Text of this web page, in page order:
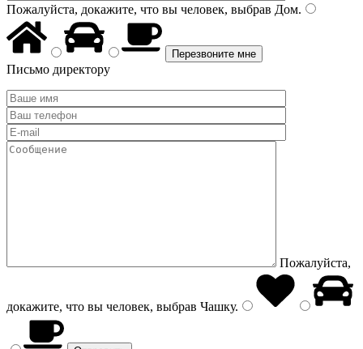
Пожалуйста, докажите, что вы человек, выбрав Дом.
Письмо директору
Пожалуйста,
докажите, что вы человек, выбрав Чашку.